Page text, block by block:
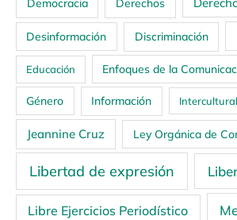
Democracia Derechos
Desinformación Discriminación
Educación Enfoques de la
Género Información
Jeannine Cruz Ley Orgánica de
Libertad de expresión
Libre Ejercicios Periodístico